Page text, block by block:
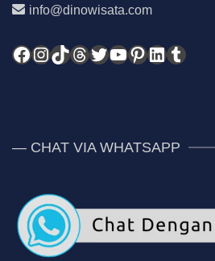
info@dinowisata.com
Facebook
Instagram
TikTok
Threads
Twitter
YouTube
Pinterest
LinkedIn
Tumblr
— CHAT VIA WHATSAPP